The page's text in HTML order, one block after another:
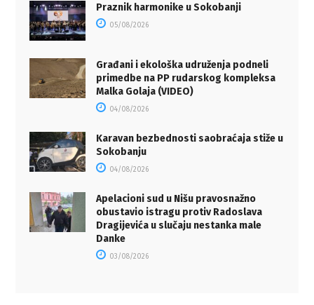
Praznik harmonike u Sokobanji
05/08/2026
Građani i ekološka udruženja podneli
primedbe na PP rudarskog kompleksa
Malka Golaja (VIDEO)
04/08/2026
Karavan bezbednosti saobraćaja stiže u
Sokobanju
04/08/2026
Apelacioni sud u Nišu pravosnažno
obustavio istragu protiv Radoslava
Dragijevića u slučaju nestanka male
Danke
03/08/2026